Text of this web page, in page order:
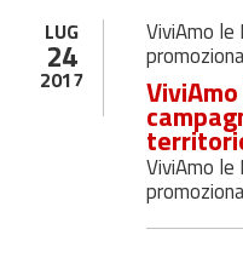
LUG
24
2017
ViviAmo
ViviAmo